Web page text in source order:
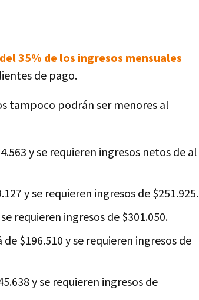
35% de los ingresos mensuales
de pago.
tampoco podrán ser menores al
y se requieren ingresos netos de al
y se requieren ingresos de $251.925.
requieren ingresos de $301.050.
$196.510 y se requieren ingresos de
y se requieren ingresos de